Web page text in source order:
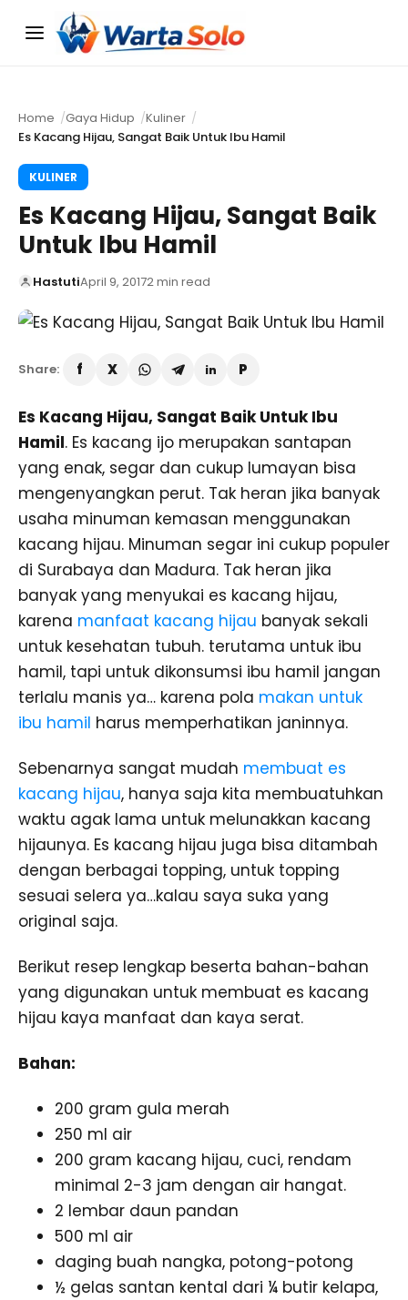
Menu
Home Gaya Hidup
Kuliner
Es Kacang Hijau, Sangat Baik Untuk Ibu Hamil
KULINER
Es Kacang Hijau, Sangat Baik
Untuk Ibu Hamil
HastutiApril 9, 20172 min read
Share:
Es Kacang Hijau, Sangat Baik Untuk Ibu
Hamil. Es kacang ijo merupakan santapan
yang enak, segar dan cukup lumayan bisa
mengenyangkan perut. Tak heran jika banyak
usaha minuman kemasan menggunakan
kacang hijau. Minuman segar ini cukup populer
di Surabaya dan Madura. Tak heran jika
banyak yang menyukai es kacang hijau,
karena manfaat kacang hijau banyak sekali
untuk kesehatan tubuh. terutama untuk ibu
hamil, tapi untuk dikonsumsi ibu hamil jangan
terlalu manis ya… karena pola makan untuk
ibu hamil harus memperhatikan janinnya.
Sebenarnya sangat mudah membuat es
kacang hijau, hanya saja kita membuatuhkan
waktu agak lama untuk melunakkan kacang
hijaunya. Es kacang hijau juga bisa ditambah
dengan berbagai topping, untuk topping
sesuai selera ya…kalau saya suka yang
original saja.
Berikut resep lengkap beserta bahan-bahan
yang digunakan untuk membuat es kacang
hijau kaya manfaat dan kaya serat.
Bahan:
200 gram gula merah
250 ml air
200 gram kacang hijau, cuci, rendam
minimal 2-3 jam dengan air hangat.
2 lembar daun pandan
500 ml air
daging buah nangka, potong-potong
½ gelas santan kental dari ¼ butir kelapa,